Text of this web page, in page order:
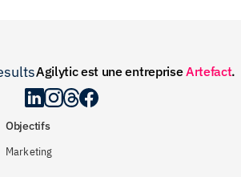
.Agilytic est une entreprise Artefact.
Objectifs
Marketing